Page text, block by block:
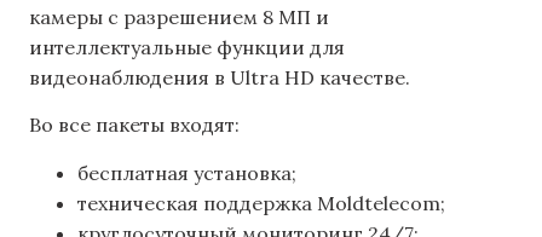
камеры с разрешением 8 МП и
интеллектуальные функции для
видеонаблюдения в Ultra HD качестве.
Во все пакеты входят:
бесплатная установка;
техническая поддержка Moldtelecom;